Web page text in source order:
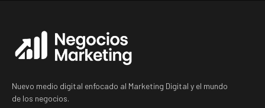
Nuevo medio digital enfocado al Marketing Digital y el mundo
de los negocios.